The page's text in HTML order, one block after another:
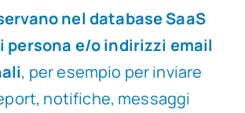
nel database SaaS
persona e/o indirizzi email
, per esempio per inviare
notifiche, messaggi